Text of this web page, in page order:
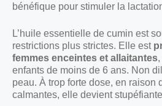
bénéfique pour stimuler la
L’huile essentielle de cumin est
restrictions plus strictes. Elle est
femmes enceintes et allaitantes
enfants de moins de 6 ans. Non
peau. À trop forte dose, en raison
calmantes, elle devient